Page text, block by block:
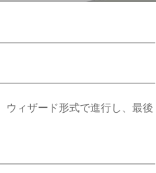
ウィザード形式で進行し、最後